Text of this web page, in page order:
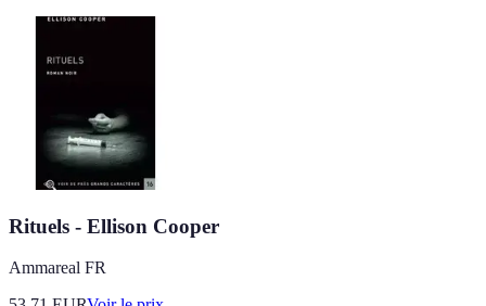
Rituels - Ellison Cooper
Ammareal FR